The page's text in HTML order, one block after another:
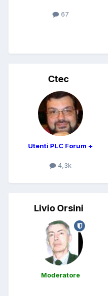
67
Ctec
Utenti PLC Forum +
4,3k
Livio Orsini
Moderatore